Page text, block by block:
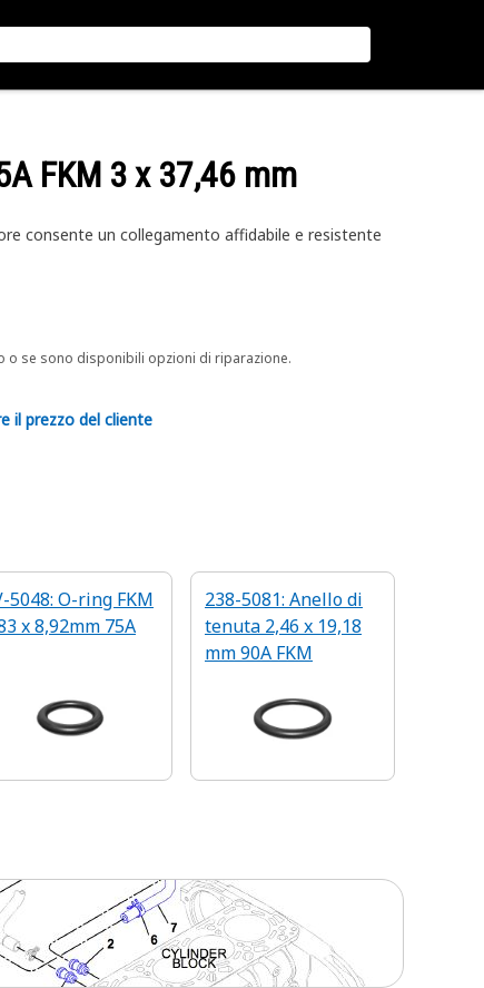
FKM 3 x 37,46 mm
consente un collegamento affidabile e resistente
o se sono disponibili opzioni di riparazione.
il prezzo del cliente
5048: O-ring FKM
x 8,92mm 75A
238-5081: Anello di
tenuta 2,46 x 19,18
mm 90A FKM